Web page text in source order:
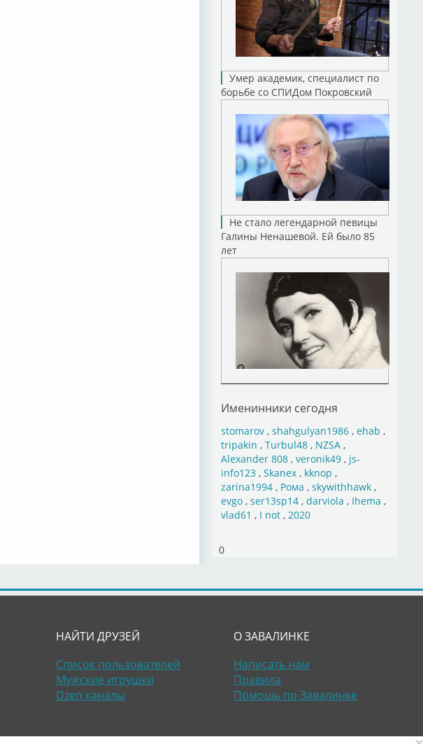
Умер академик, специалист по
борьбе со СПИДом Покровский
Не стало легендарной певицы
Галины Ненашевой. Ей было 85
лет
Именинники сегодня
stomarov, shahgulyan1986, ehab ,
tripakin , Turbul48, NZSA,
Alexander 808, veronik49, js-
info123, Skanex, kknop ,
zarina1994, Рома , skywithhawk,
evgo, ser13sp14, darviola , Ihema ,
vlad61 , I not, 2020
0
НАЙТИ ДРУЗЕЙ
Список пользователей
Мужские игрушки
Dzen каналы
О ЗАВАЛИНКЕ
Написать нам
Правила
Помощь по Завалинке